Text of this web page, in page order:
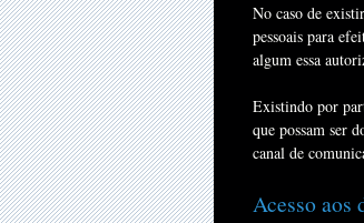
No caso de
pessoais para
algum essa
Existindo por
que possam ser
canal de
Acesso aos